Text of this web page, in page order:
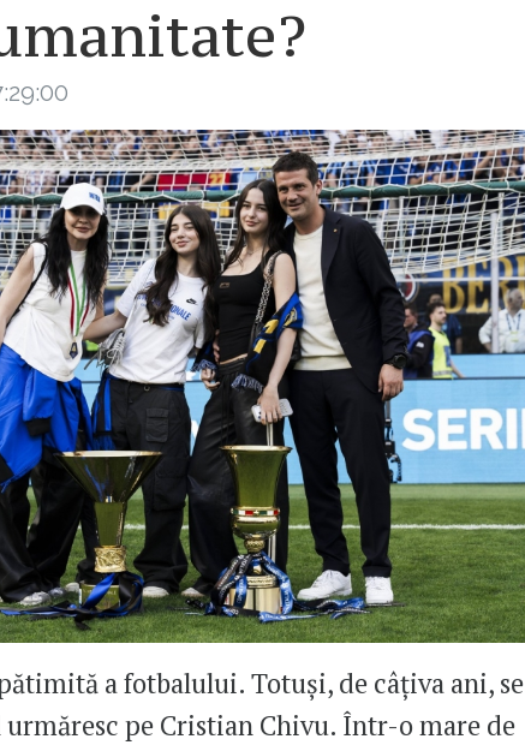
a fotbalului. Totuși, de câțiva ani, se
pe Cristian Chivu. Într-o mare de